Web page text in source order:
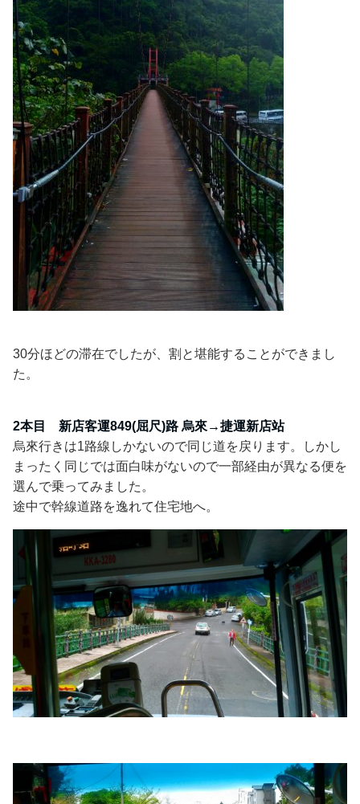
30分ほどの滞在でしたが、割と堪能することができまし
た。
2本目 新店客運849(屈尺)路 烏來→捷運新店站
烏來行きは1路線しかないので同じ道を戻ります。しかし
まったく同じでは面白味がないので一部経由が異なる便を
選んで乗ってみました。
途中で幹線道路を逸れて住宅地へ。